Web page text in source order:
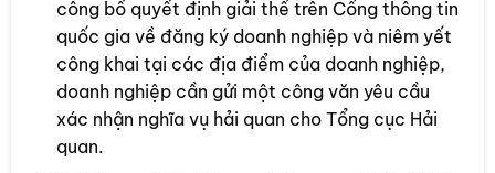
công bố quyết định giải thể trên Cổng thông tin
quốc gia về đăng ký doanh nghiệp và niêm yết
công khai tại các địa điểm của doanh nghiệp,
doanh nghiệp cần gửi một công văn yêu cầu
xác nhận nghĩa vụ hải quan cho Tổng cục Hải
quan.